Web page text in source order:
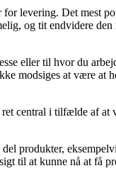
levering. Det mest
og tit endvidere
eller til hvor du
modsiges at være at
central i tilfælde af at
produkter,
til at kunne nå at få